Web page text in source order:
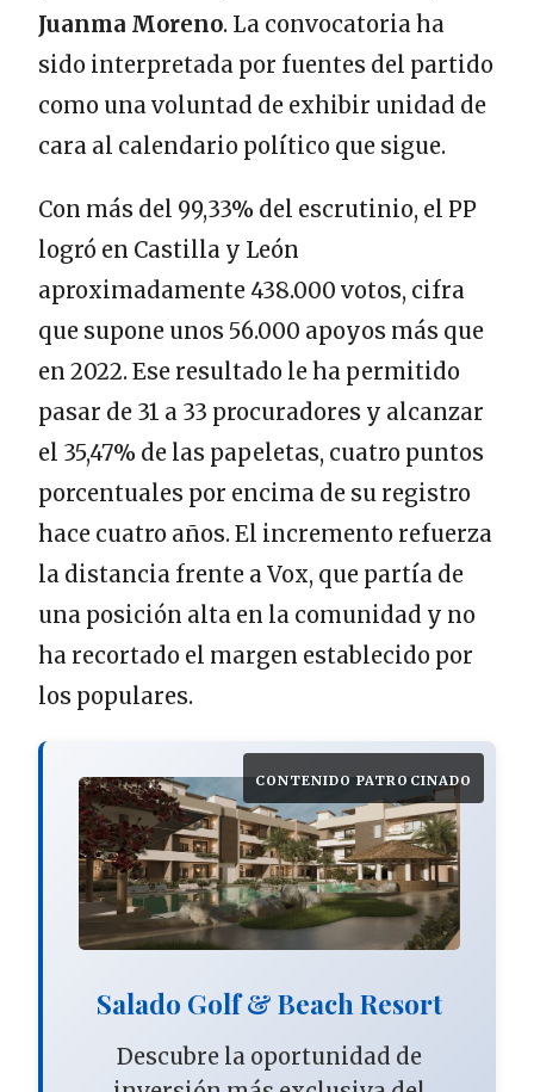
Juanma Moreno. La convocatoria ha
sido interpretada por fuentes del partido
como una voluntad de exhibir unidad de
cara al calendario político que sigue.
Con más del 99,33% del escrutinio, el PP
logró en Castilla y León
aproximadamente 438.000 votos, cifra
que supone unos 56.000 apoyos más que
en 2022. Ese resultado le ha permitido
pasar de 31 a 33 procuradores y alcanzar
el 35,47% de las papeletas, cuatro puntos
porcentuales por encima de su registro
hace cuatro años. El incremento refuerza
la distancia frente a Vox, que partía de
una posición alta en la comunidad y no
ha recortado el margen establecido por
los populares.
CONTENIDO PATROCINADO
Salado Golf & Beach Resort
Descubre la oportunidad de